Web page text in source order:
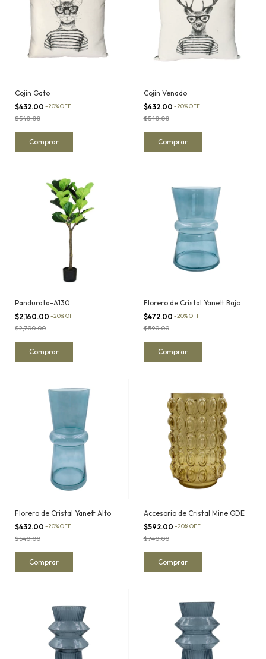
Cojin Gato
$432.00 -20%OFF
$540.00
Cojin Venado
$432.00 -20%OFF
$540.00
Pandurata-A130
$2,160.00 -20%OFF
$2,700.00
Florero de Cristal Yanett Bajo
$472.00 -20%OFF
$590.00
Florero de Cristal Yanett Alto
$432.00 -20%OFF
$540.00
Accesorio de Cristal Mine GDE
$592.00 -20%OFF
$740.00